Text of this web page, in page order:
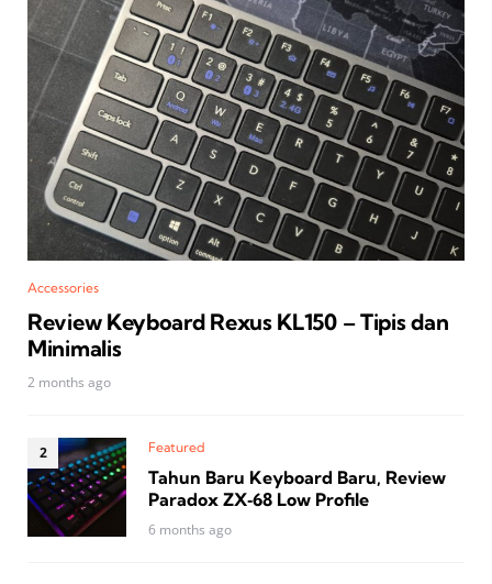
Accessories
Review Keyboard Rexus KL150 – Tipis dan
Minimalis
2 months ago
Featured
Tahun Baru Keyboard Baru, Review
Paradox ZX‑68 Low Profile
6 months ago